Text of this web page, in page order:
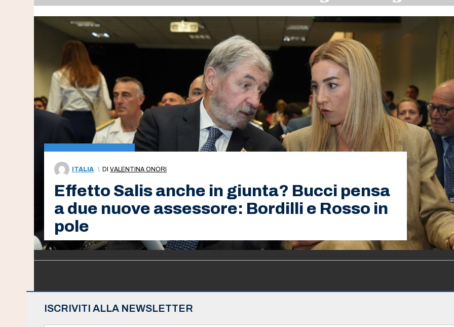
ITALIA \ DI VALENTINA ONORI
Effetto Salis anche in giunta? Bucci pensa
a due nuove assessore: Bordilli e Rosso in
pole
ISCRIVITI ALLA NEWSLETTER